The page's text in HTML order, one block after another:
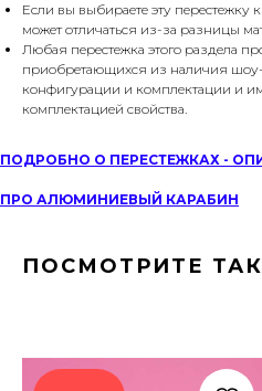
Если вы выбираете эту перестежку
может отличаться из-за разницы
Любая перестежка этого раздела
приобретающихся из наличия
конфигурации и комплектации и
комплектацией свойства.
ПОДРОБНО О ПЕРЕСТЕЖКАХ -
ПРО АЛЮМИНИЕВЫЙ КАРАБИН
ПОСМОТРИТЕ